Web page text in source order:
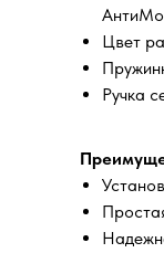
Цвет
Ручка